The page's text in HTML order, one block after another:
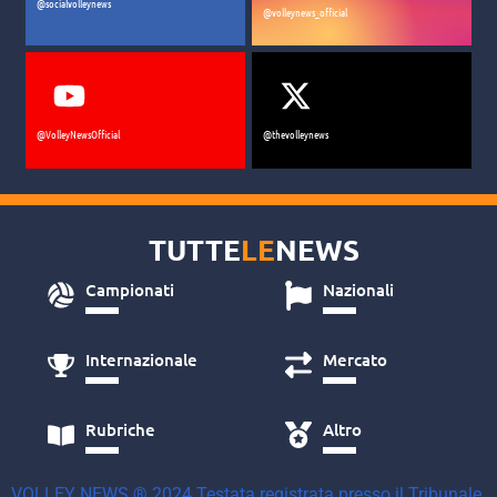
@volleynews_official
@VolleyNewsOfficial @thevolleynews
TUTTELENEWS
Campionati Nazionali
Internazionale Mercato
Rubriche Altro